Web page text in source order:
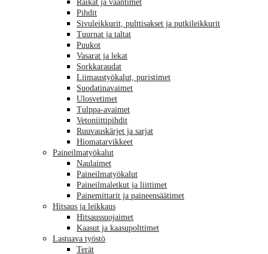
Räikät ja vääntimet
Pihdit
Sivuleikkurit, pulttisakset ja putkileikkurit
Tuurnat ja taltat
Puukot
Vasarat ja lekat
Sorkkaraudat
Liimaustyökalut, puristimet
Suodatinavaimet
Ulosvetimet
Tulppa-avaimet
Vetoniittipihdit
Ruuvauskärjet ja sarjat
Hiomatarvikkeet
Paineilmatyökalut
Naulaimet
Paineilmatyökalut
Paineilmaletkut ja liittimet
Painemittarit ja paineensäätimet
Hitsaus ja leikkaus
Hitsaussuojaimet
Kaasut ja kaasupolttimet
Lastuava työstö
Terät